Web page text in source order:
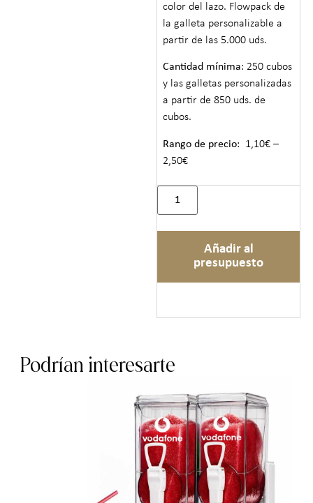
color del lazo. Flowpack de
la galleta personalizable a
partir de las 5.000 uds.
Cantidad mínima: 250 cubos
y las galletas personalizadas
a partir de 850 uds. de
cubos.
Rango de precio: 1,10€ –
2,50€
Añadir al
presupuesto
Podrían interesarte